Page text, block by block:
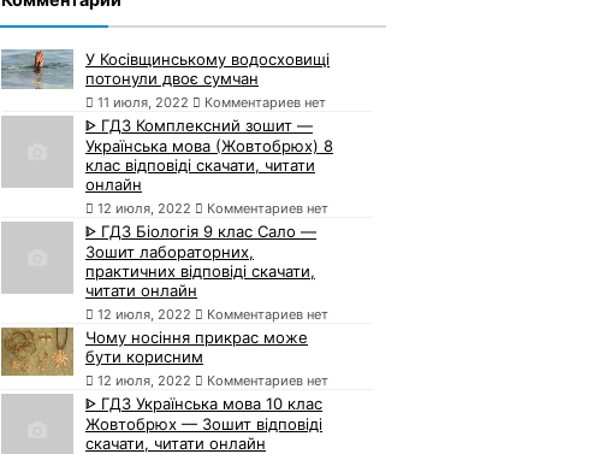
У Косівщинському водосховищі
потонули двоє сумчан
11 июля, 2022 Комментариев нет
ᐈ ГДЗ Комплексний зошит —
Українська мова (Жовтобрюх) 8
клас відповіді скачати, читати
онлайн
12 июля, 2022 Комментариев нет
ᐈ ГДЗ Біологія 9 клас Сало —
Зошит лабораторних,
практичних відповіді скачати,
читати онлайн
12 июля, 2022 Комментариев нет
Чому носіння прикрас може
бути корисним
12 июля, 2022 Комментариев нет
ᐈ ГДЗ Українська мова 10 клас
Жовтобрюх — Зошит відповіді
скачати, читати онлайн